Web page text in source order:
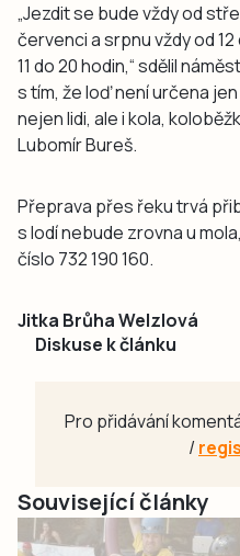
„Jezdit se bude vždy od
červenci a srpnu vždy od
11 do 20 hodin,“ sdělil
s tím, že loď není určena
nejen lidi, ale i kola,
Lubomír Bureš.
Přeprava přes řeku trvá
s lodí nebude zrovna u
číslo 732 190 160.
Jitka Brůha Welzlová
Diskuse k článku
Pro přidávání
/
Související články